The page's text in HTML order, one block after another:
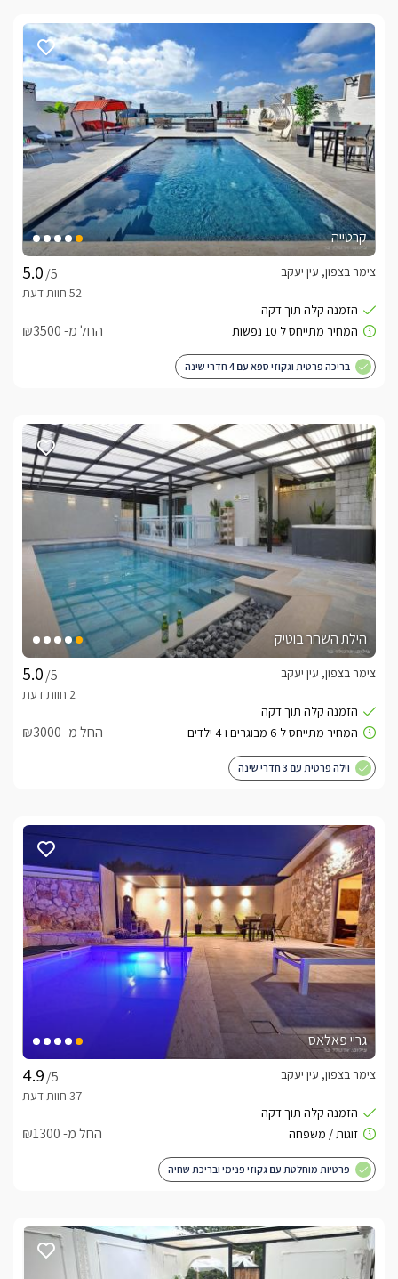
קרטייה
/5
צימר בצפון, עין יעקב
החל מ- ₪3500
בריכה פרטית וגקוזי ספא עם 4 חדרי שינה
הילת השחר בוטיק
/5
צימר בצפון, עין יעקב
החל מ- ₪3000
וילה פרטית עם 3 חדרי שינה
גריי פאלאס
/5
צימר בצפון, עין יעקב
החל מ- ₪1300
פרטיות מוחלטת עם גקוזי פנימי ובריכת שחיה